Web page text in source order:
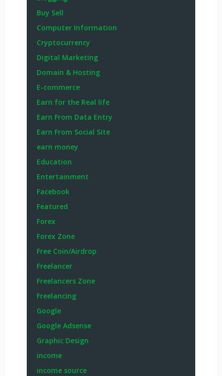
Buy Sell
Computer Information
Cryptocurrency
Digital Marketing
Domain & Hosting
E-commerce
Earn for the Real life
Earn From Data Entry
Earn From Social Site
earn money
Education
Entertainment
Facebook
Featured
Forex
Forex Zone
Free Coin/Airdrop
Freelancer
Freelancers Zone
Freelancing
Google
Google Adsense
Graphic Design
income
income source